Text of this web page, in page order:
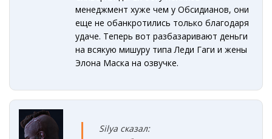
менеджмент хуже чем у Обсидианов, они
еще не обанкротились только благодаря
удаче. Теперь вот разбазаривают деньги
на всякую мишуру типа Леди Гаги и жены
Элона Маска на озвучке.
Silya сказал: